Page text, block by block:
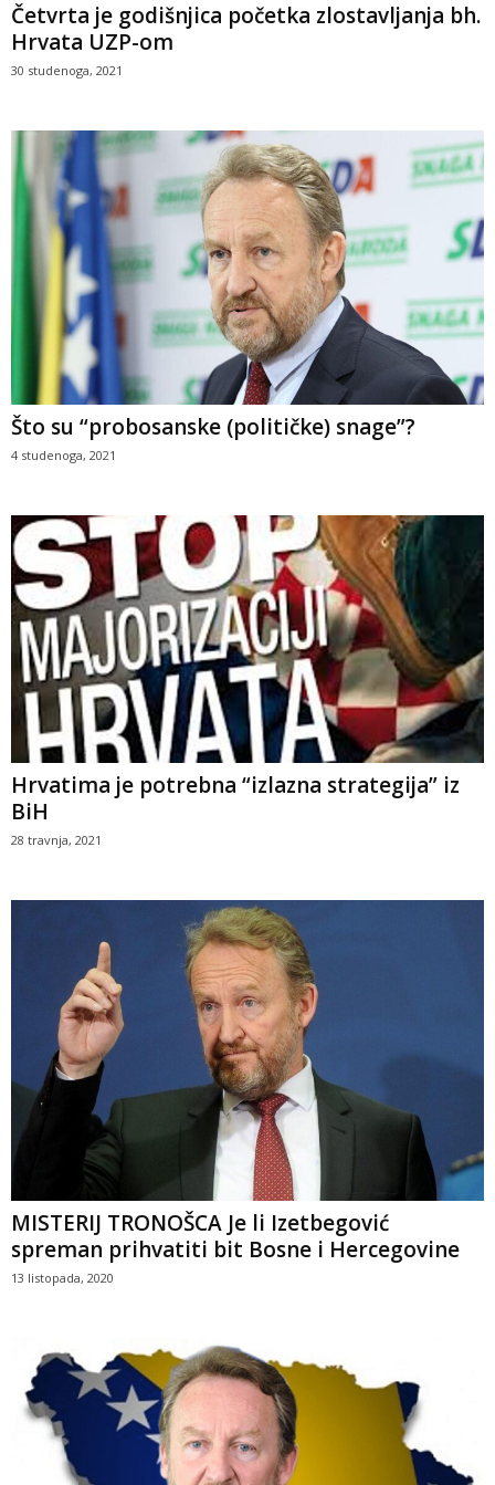
Četvrta je godišnjica početka zlostavljanja bh.
Hrvata UZP-om
30 studenoga, 2021
Što su “probosanske (političke) snage”?
4 studenoga, 2021
Hrvatima je potrebna “izlazna strategija” iz
BiH
28 travnja, 2021
MISTERIJ TRONOŠCA Je li Izetbegović
spreman prihvatiti bit Bosne i Hercegovine
13 listopada, 2020